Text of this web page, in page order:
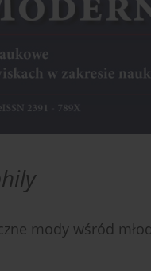
mody wśród